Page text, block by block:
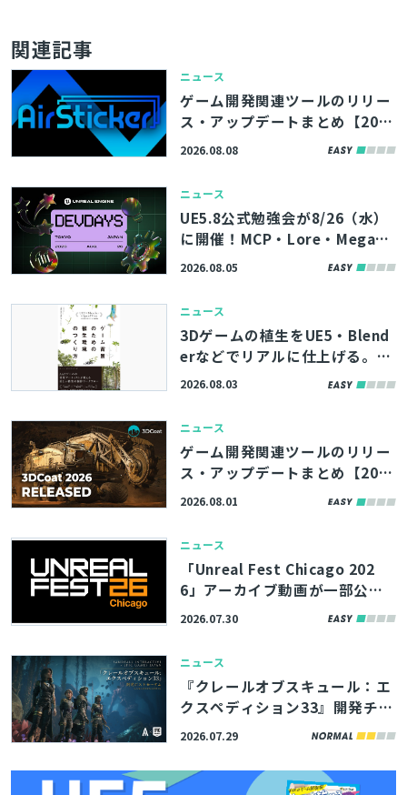
関連記事
ニュース
ゲーム開発関連ツールのリリー
ス・アップデートまとめ【202
6/8/8】
2026.08.08
ニュース
UE5.8公式勉強会が8/26（水）
に開催！MCP・Lore・MegaLi
ghtsなど、最新機能やツールの
着100名まで参加者募集中
2026.08.05
ニュース
3Dゲームの植生をUE5・Blend
erなどでリアルに仕上げる。書
籍『ゲーム背景のための植生環
2026.08.03
ニュース
ゲーム開発関連ツールのリリー
ス・アップデートまとめ【202
6/8/1】
2026.08.01
ニュース
「Unreal Fest Chicago 202
6」アーカイブ動画が一部公
開。UE5.8の新機能やバージョ
マンス最適化解説など
2026.07.30
ニュース
『クレールオブスキュール：エ
クスペディション33』開発チー
ムの講演資料4本が公開。シー
も登壇したポストモーテムイベ
2026.07.29